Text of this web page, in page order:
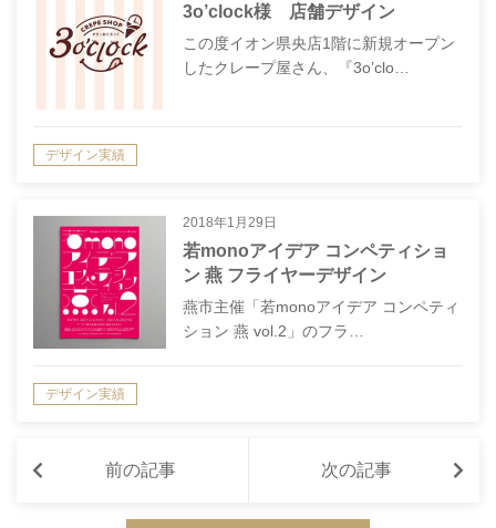
3o’clock様 店舗デザイン
この度イオン県央店1階に新規オープン
したクレープ屋さん、『3o’clo…
デザイン実績
2018年1月29日
若monoアイデア コンペティショ
ン 燕 フライヤーデザイン
燕市主催「若monoアイデア コンペティ
ション 燕 vol.2」のフラ…
デザイン実績
前の記事 次の記事